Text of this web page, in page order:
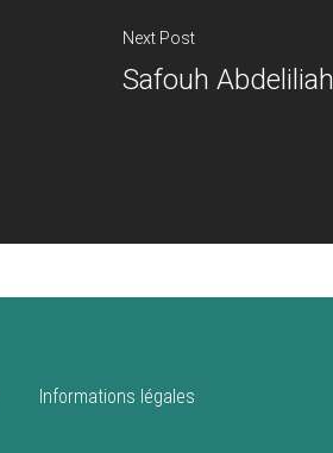
Next Post
Safouh Abdeliliah
Informations légales